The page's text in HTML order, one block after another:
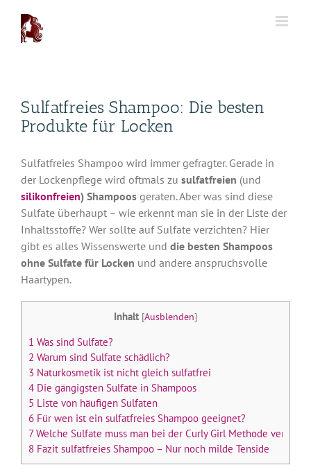
Inhalt
springen
Sulfatfreies Shampoo: Die besten
Produkte für Locken
Sulfatfreies Shampoo wird immer gefragter. Gerade in
der Lockenpflege wird oftmals zu sulfatfreien (und
silikonfreien) Shampoos geraten. Aber was sind diese
Sulfate überhaupt – wie erkennt man sie in der Liste der
Inhaltsstoffe? Wer sollte auf Sulfate verzichten? Hier
gibt es alles Wissenswerte und die besten Shampoos
ohne Sulfate für Locken und andere anspruchsvolle
Haartypen.
Inhalt [Ausblenden]
1 Was sind Sulfate?
2 Warum sind Sulfate schädlich?
3 Naturkosmetik ist nicht gleich sulfatfrei
4 Die gängigsten Sulfate in Shampoos
5 Liste von häufigen Sulfaten
6 Für wen ist ein sulfatfreies Shampoo geeignet?
7 Welche Sulfate muss man bei der Curly Girl Methode
8 Fazit sulfatfreies Shampoo – Nur noch milde Tenside